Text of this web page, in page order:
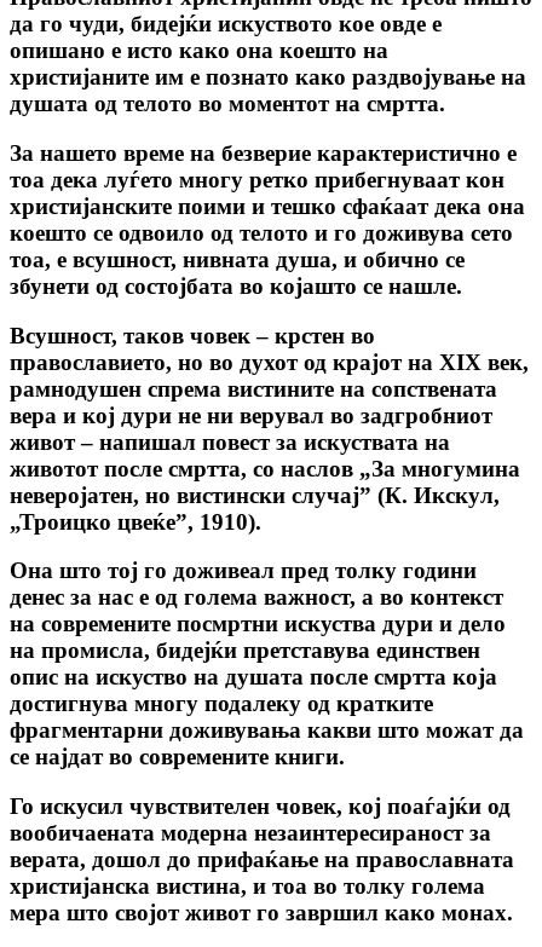
да го чуди, бидејќи искуството кое овде е
опишано е исто како она коешто на
христијаните им е познато како раздвојување на
душата од телото во моментот на смртта.
За нашето време на безверие карактеристично е
тоа дека луѓето многу ретко прибегнуваат кон
христијанските поими и тешко сфаќаат дека она
коешто се одвоило од телото и го доживува сето
тоа, е всушност, нивната душа, и обично се
збунети од состојбата во којашто се нашле.
Всушност, таков човек – крстен во
православието, но во духот од крајот на XIX век,
рамнодушен спрема вистините на сопствената
вера и кој дури не ни верувал во задгробниот
живот – напишал повест за искуствата на
животот после смртта, co наслов „За многумина
неверојатен, но вистински случај” (К. Икскул,
„Троицко цвеќе”, 1910).
Она што тој го доживеал пред толку години
денес за нас е од голема важност, а во контекст
на современите посмртни искуства дури и дело
на промисла, бидејќи претставува единствен
опис на искуство на душата после смртта која
достигнува многу подалеку од кратките
фрагментарни доживувања какви што можат да
се најдат во современите книги.
Го искусил чувствителен човек, кој поаѓајќи од
вообичаената модерна незаинтересираност за
верата, дошол до прифаќање на православната
христијанска вистина, и тоа во толку голема
мера што својот живот го завршил како монах.